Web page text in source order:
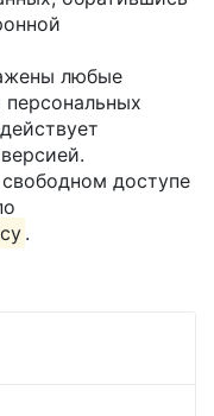
любые
доступе
.